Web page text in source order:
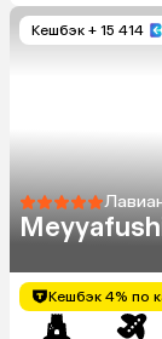
Кешбэк + 15 414
Кешбэк 4% по